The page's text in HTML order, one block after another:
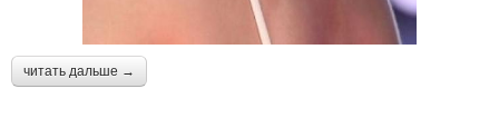
читать дальше →